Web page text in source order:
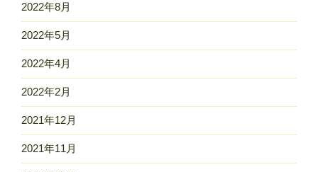
2022年8月
2022年5月
2022年4月
2022年2月
2021年12月
2021年11月